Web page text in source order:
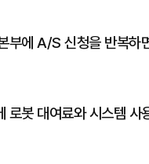
부에 A/S 신청을 반복하
로봇 대여료와 시스템 사